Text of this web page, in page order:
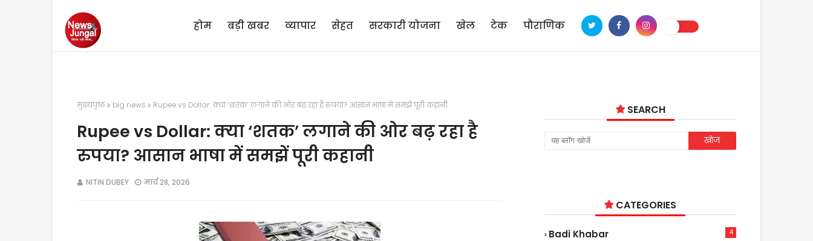
होम बड़ी खबर व्यापार सेहत सरकारी योजना खेल टेक पौराणिक
मुख्यपृष्ठ big news Rupee vs Dollar: क्या ‘शतक’ लगाने की ओर बढ़ रहा है रुपया? आसान भाषा में समझें पूरी कहानी
Rupee vs Dollar: क्या ‘शतक’ लगाने की ओर बढ़ रहा है
रुपया? आसान भाषा में समझें पूरी कहानी
NITIN DUBEY मार्च 28, 2026
SEARCH
CATEGORIES
Badi Khabar 4